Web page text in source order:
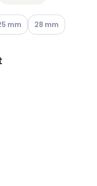
vaihtoehdot
olevat vaihtoehdot
käytettävissä olevat
mm Katso
28 mm
vaihtoehdot
olevat vaihtoehdot